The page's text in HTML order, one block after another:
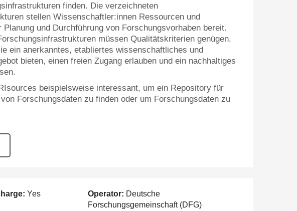
finden. Die verzeichneten
stellen Wissenschaftler:innen Ressourcen und
Planung und Durchführung von Forschungsvorhaben bereit.
müssen Qualitätskriterien genügen.
ein anerkanntes, etabliertes wissenschaftliches und
bieten, einen freien Zugang erlauben und ein nachhaltiges
beispielsweise interessant, um ein Repository für
Forschungsdaten zu finden oder um Forschungsdaten zu
Yes
Operator: Deutsche
Forschungsgemeinschaft (DFG)